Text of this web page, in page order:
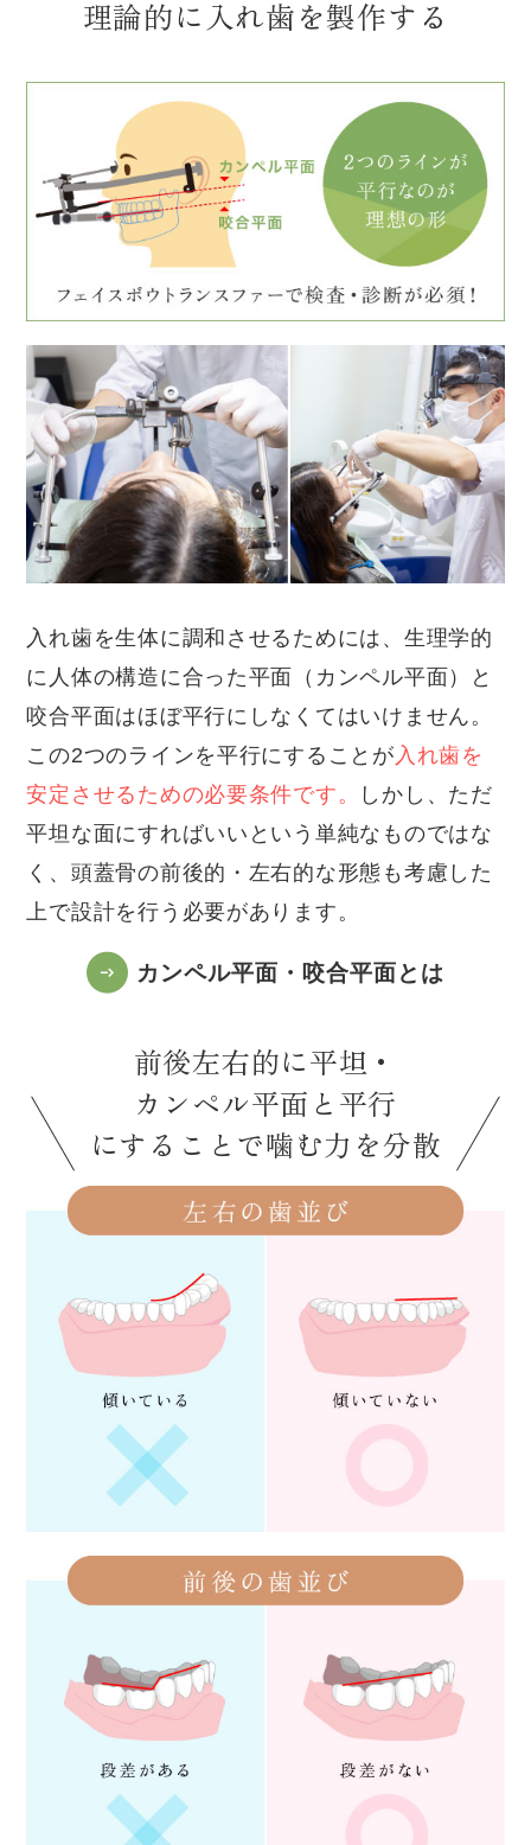
理論的に入れ歯を製作する
入れ歯を生体に調和させるためには、生理学的
に人体の構造に合った平面（カンペル平面）と
咬合平面はほぼ平行にしなくてはいけません。
この2つのラインを平行にすることが 入れ歯を
安定させるための必要条件です。
しかし、ただ
平坦な面にすればいいという単純なものではな
く、頭蓋骨の前後的・左右的な形態も考慮した
上で設計を行う必要があります。
カンペル平面・咬合平面とは
前後左右的に平坦・
カンペル平面と平行
にすることで噛む力を分散